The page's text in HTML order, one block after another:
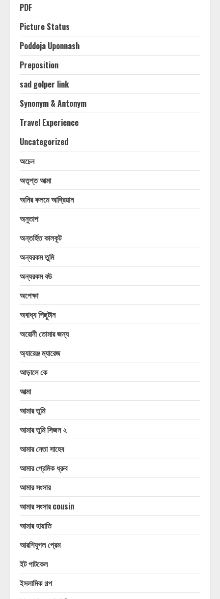
PDF
Picture Status
Poddoja Uponnash
Preposition
sad golper link
Synonym & Antonym
Travel Experience
Uncategorized
অচেন
অতৃপ্ত আত্মা
অনির কলমে আদ্রিয়ান
অনুতাপ
অন্তর্হিত কালকূট
অন্যরকম তুমি
অন্যরকম বউ
অপেক্ষা
অবাধ্য পিছুটান
অরোনী তোমার জন্য
অ্যারেঞ্জ ম্যারেজ
আড়ালে কে
আত্মা
আমার তুমি
আমার তুমি সিজন ২
আমার নেতা সাহেব
আমার প্রেমিক ধ্রুব
আমার সংসার
আমার সংসার cousin
আমার হায়াতি
আরশিযুগল প্রেম
ইট পাটকেল
ইসলামিক গল্প